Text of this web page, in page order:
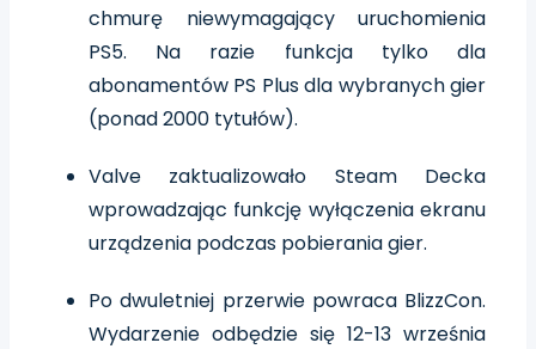
chmurę niewymagający uruchomienia
PS5. Na razie funkcja tylko dla
abonamentów PS Plus dla wybranych gier
(ponad 2000 tytułów).
Valve zaktualizowało Steam Decka
wprowadzając funkcję wyłączenia ekranu
urządzenia podczas pobierania gier.
Po dwuletniej przerwie powraca BlizzCon.
Wydarzenie odbędzie się 12-13 września